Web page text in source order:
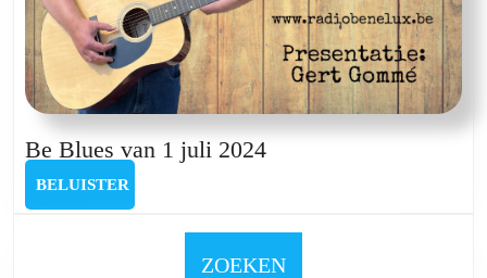
Be Blues van 1 juli 2024Be
1
juli
BELUISTER
ZOEKEN